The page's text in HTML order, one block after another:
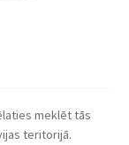
meklēt tās
teritorijā.